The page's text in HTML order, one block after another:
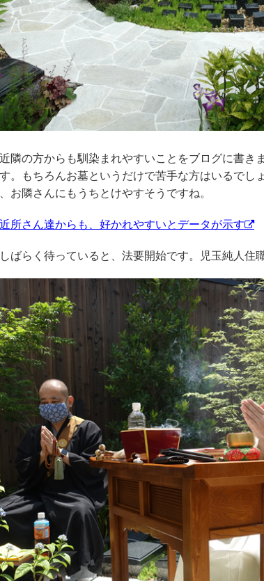
隣の方からも馴染まれやすいことをブログに書き
。もちろんお墓というだけで苦手な方はいるでし
お隣さんにもうちとけやすそうですね。
所さん達からも、好かれやすいとデータが示す
ばらく待っていると、法要開始です。児玉純人住